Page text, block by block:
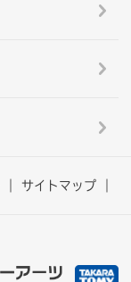
サイトマップ